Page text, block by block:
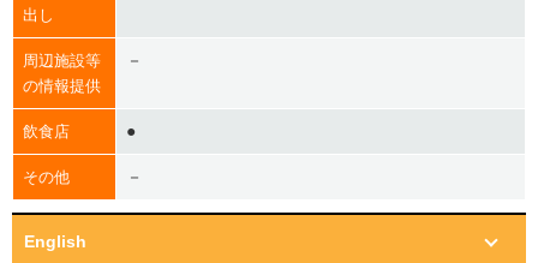
出し
周辺施設等
の情報提供
－
飲食店 ●
その他 －
English